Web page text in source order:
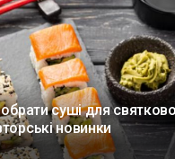
обрати суші для
новинки